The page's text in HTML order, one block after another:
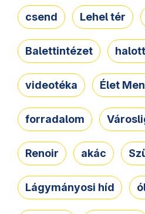
csend Lehel tér
Balettintézet
videotéka Élet
forradalom
Renoir akác
Lágymányosi híd